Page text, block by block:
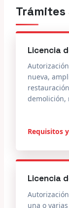
Licencia
nueva,
demolición,
Requisitos
Licencia
una o